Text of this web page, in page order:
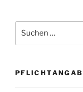
nach: